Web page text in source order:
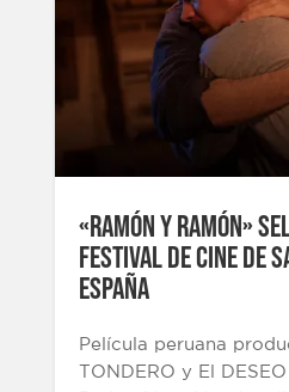
«Ramón y Ramón»
Festival de Cine de
España
Película peruana
TONDERO y El